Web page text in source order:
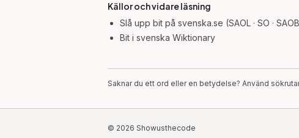
Källor och vidare läsning
Slå upp bit på svenska.se (SAOL · SO ·
Bit i svenska Wiktionary
Saknar du ett ord eller en betydelse? Använd
© 2026 Showusthecode